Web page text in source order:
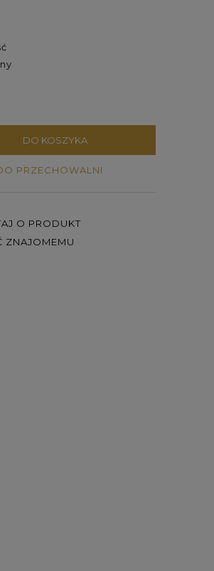
DO KOSZYKA
PRZECHOWALNI
O PRODUKT
ZNAJOMEMU